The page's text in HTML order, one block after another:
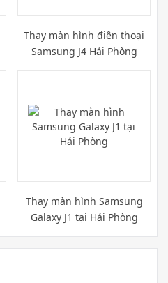
Thay màn hình điện thoại
Samsung J4 Hải Phòng
Thay màn hình Samsung
Galaxy J1 tại Hải Phòng